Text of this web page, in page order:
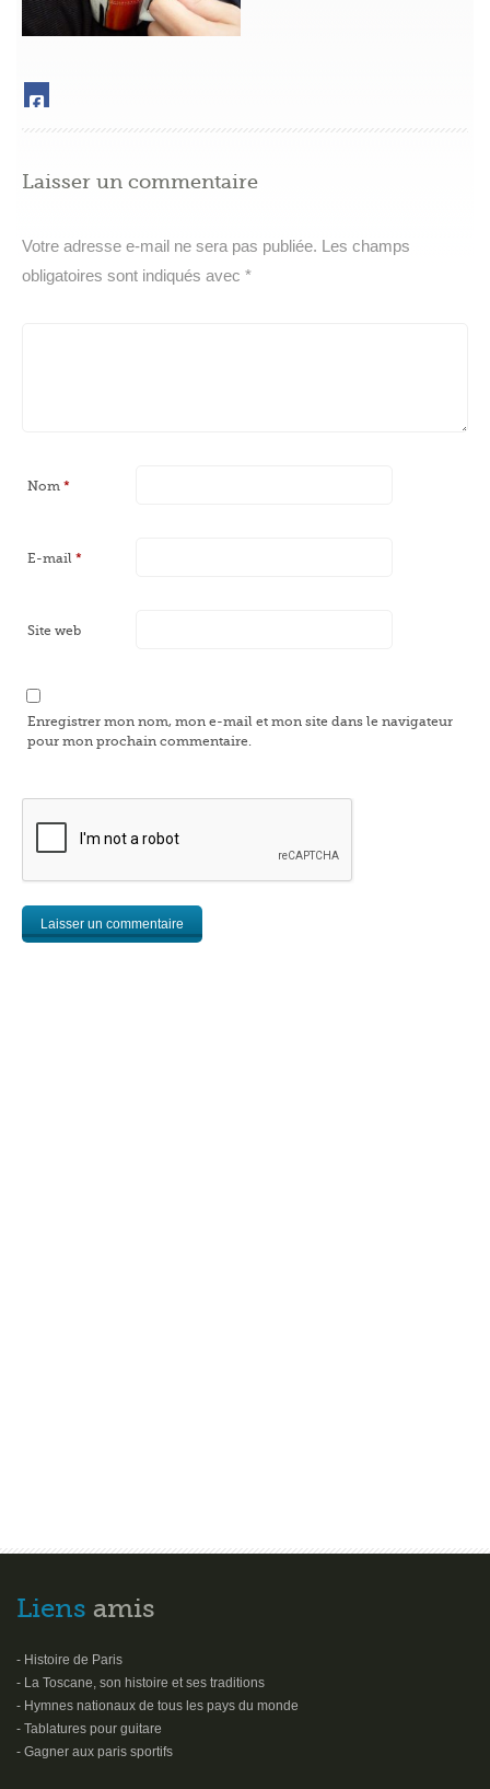
Laisser un commentaire
Votre adresse e-mail ne sera pas publiée. Les champs
obligatoires sont indiqués avec *
Nom *
E-mail *
Site web
Enregistrer mon nom, mon e-mail et mon site dans le navigateur
pour mon prochain commentaire.
Liens amis
- Histoire de Paris
- La Toscane, son histoire et ses traditions
- Hymnes nationaux de tous les pays du monde
- Tablatures pour guitare
- Gagner aux paris sportifs